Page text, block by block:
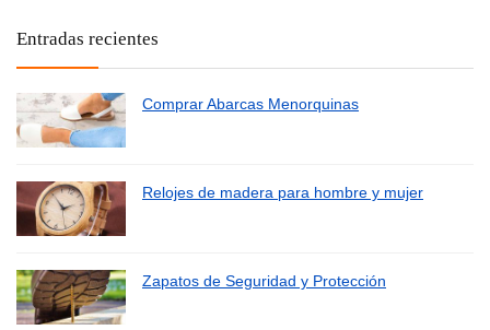
Entradas recientes
Comprar Abarcas Menorquinas
Relojes de madera para hombre y mujer
Zapatos de Seguridad y Protección